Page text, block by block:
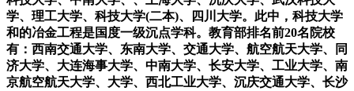
学、理工大学、科技大学(二本)、四川大学。此中，科技大学
和的冶金工程是国度一级沉点学科。教育部排名前20名院校
有：西南交通大学、东南大学、交通大学、航空航天大学、同
济大学、大连海事大学、中南大学、长安大学、工业大学、南
京航空航天大学、大学、西北工业大学、沉庆交通大学、长沙